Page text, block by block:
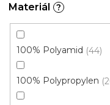
Materiál ?
100% Polyamid 44
100% Polypropylen